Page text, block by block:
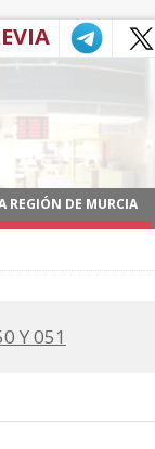
REGIÓN DE MURCIA
Y 051